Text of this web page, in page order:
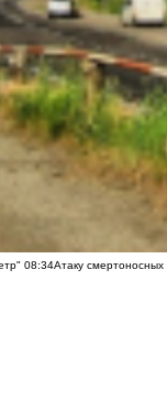
08:34Атаку